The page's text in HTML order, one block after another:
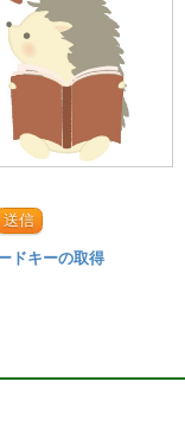
送信
ドキーの取得